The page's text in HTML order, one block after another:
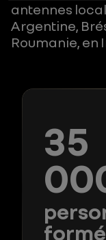
antennes
Argentine,
Roumanie, en
35